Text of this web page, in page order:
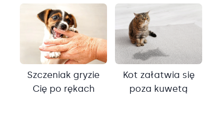
Szczeniak gryzie
Cię po rękach
Kot załatwia się
poza kuwetą